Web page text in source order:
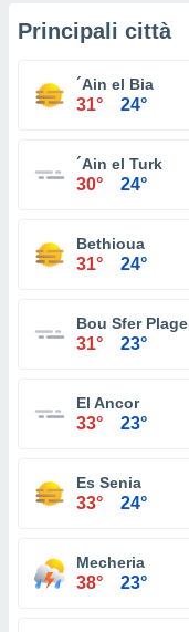
Principali città
´Ain el Bia
31° 24°
´Ain el Turk
30° 24°
Bethioua
31° 24°
Bou Sfer Plage
31° 23°
El Ancor
33° 23°
Es Senia
33° 24°
Mecheria
38° 23°